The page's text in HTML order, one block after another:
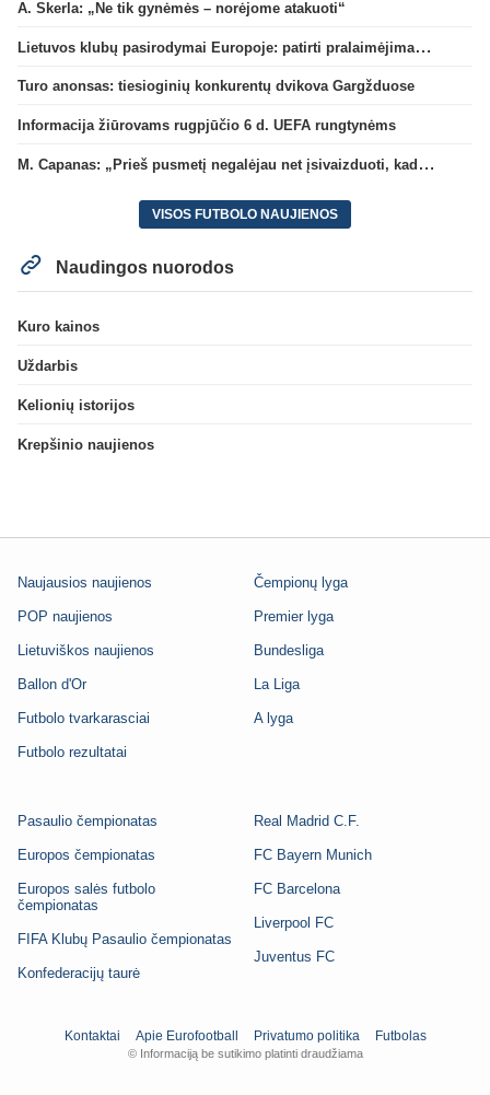
A. Skerla: „Ne tik gynėmės – norėjome atakuoti“
Lietuvos klubų pasirodymai Europoje: patirti pralaimėjimai Kroatijos atstovams
Turo anonsas: tiesioginių konkurentų dvikova Gargžduose
Informacija žiūrovams rugpjūčio 6 d. UEFA rungtynėms
M. Capanas: „Prieš pusmetį negalėjau net įsivaizduoti, kad žaisime prieš „Hajduk“
VISOS FUTBOLO NAUJIENOS
Naudingos nuorodos
Kuro kainos
Uždarbis
Kelionių istorijos
Krepšinio naujienos
Naujausios naujienos
POP naujienos
Lietuviškos naujienos
Ballon d'Or
Futbolo tvarkarasciai
Futbolo rezultatai
Čempionų lyga
Premier lyga
Bundesliga
La Liga
A lyga
Pasaulio čempionatas
Europos čempionatas
Europos salės futbolo
čempionatas
FIFA Klubų Pasaulio čempionatas
Konfederacijų taurė
Real Madrid C.F.
FC Bayern Munich
FC Barcelona
Liverpool FC
Juventus FC
Kontaktai Apie Eurofootball Privatumo politika Futbolas
© Informaciją be sutikimo platinti draudžiama